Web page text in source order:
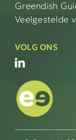
Greendish
Veelgestelde
VOLG ONS